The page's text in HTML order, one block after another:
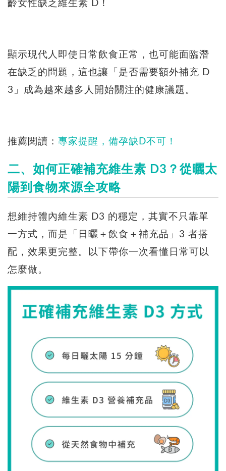
齡女性缺乏維生素 D！
顯示現代人即使日常飲食正常，也可能面臨潛
在缺乏的問題，這也讓「是否需要額外補充 D
3」成為越來越多人開始關注的健康議題。
推薦閱讀： 專家提醒，備孕缺D不可！
二、如何正確補充維生素 D3？從曬太
陽到食物來源全攻略
想維持體內維生素 D3 的穩定，其實不只靠單
一方式，而是「日曬＋飲食＋補充品」3 者搭
配，效果更完整。以下帶你一次看懂日常可以
怎麼做。